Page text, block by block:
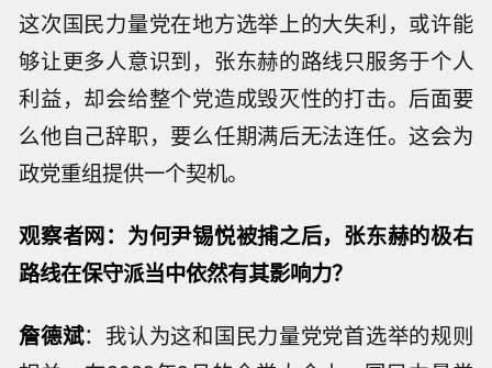
这次国民力量党在地方选举上的大失利，或许能
够让更多人意识到，张东赫的路线只服务于个人
利益，却会给整个党造成毁灭性的打击。后面要
么他自己辞职，要么任期满后无法连任。这会为
政党重组提供一个契机。
观察者网：为何尹锡悦被捕之后，张东赫的极右
路线在保守派当中依然有其影响力？
詹德斌：我认为这和国民力量党党首选举的规则